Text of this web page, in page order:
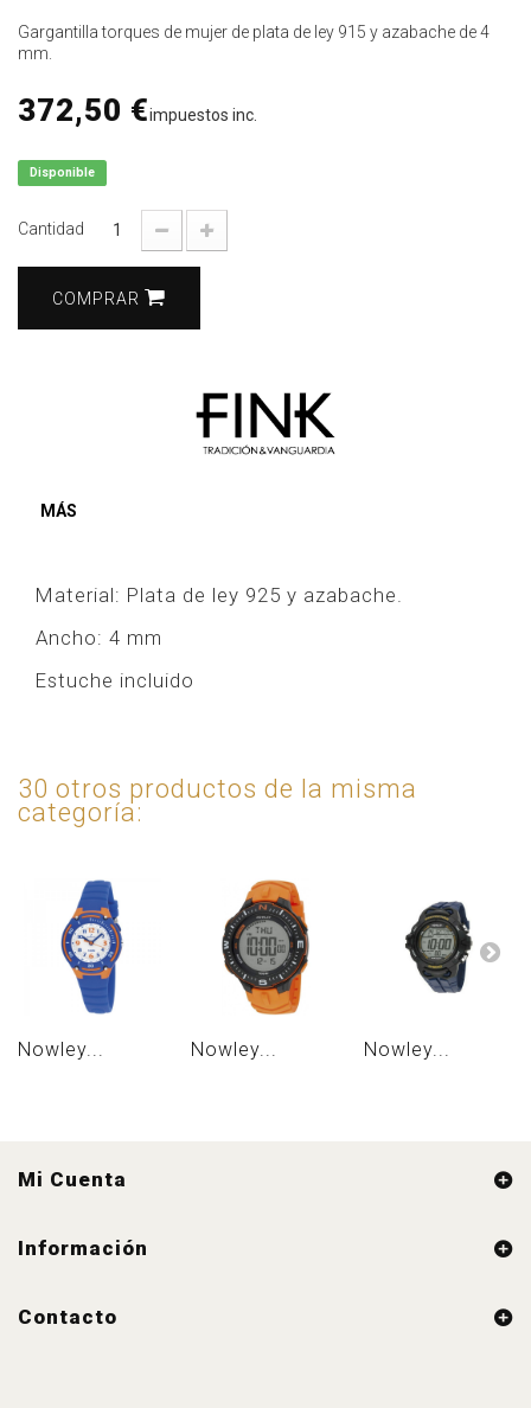
Gargantilla torques de mujer de plata de ley 915 y azabache de 4
mm.
372,50 €impuestos inc.
Disponible
Cantidad
COMPRAR
MÁS
Material: Plata de ley 925 y azabache.
Ancho: 4 mm
Estuche incluido
30 otros productos de la misma
categoría:
Nowley... Nowley... Nowley...
Mi Cuenta
Información
Contacto